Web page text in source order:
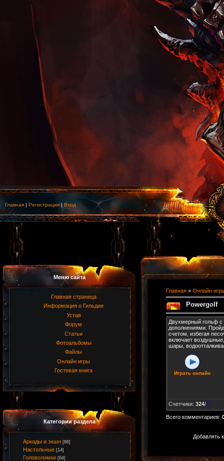
Главная | Регистрация | Вход
Меню сайта
Главная страница
Информация о Гильдии
Устав
Форум
Статьи
Фотоальбомы
Файлы
Онлайн игры
Гостевая книга
Категории раздела
Аркады и экшн [86]
Настольные [14]
Головоломки [64]
Главная » Онлайн
Powergolf
Двухмерный гольф с
дополнениями.
счетом, избегая
включает
шары,
Играть онлайн
Счетчики: 324/7
Всего комментариев:
Добавлять